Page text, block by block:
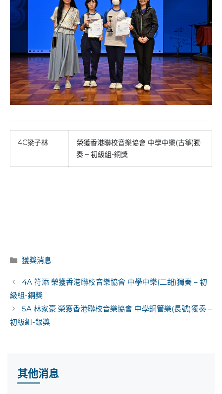
4C梁子林
榮獲香港聯校音樂協會 中學中樂(古箏)獨
奏 – 初級組-銅獎
Categories
獲獎消息
Post
navigation
4A 符添 榮獲香港聯校音樂協會 中學中樂(二胡)獨奏 – 初
級組-銅獎
5A 林家豪 榮獲香港聯校音樂協會 中學銅管樂(長號)獨奏 –
初級組-銀獎
其他消息